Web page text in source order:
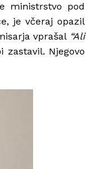
ministrstvo pod
je včeraj opazil
vprašal “Ali
Njegovo